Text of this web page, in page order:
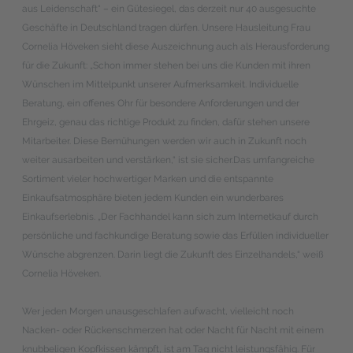
aus Leidenschaft“ – ein Gütesiegel, das derzeit nur 40 ausgesuchte
Geschäfte in Deutschland tragen dürfen. Unsere Hausleitung Frau
Cornelia Höveken sieht diese Auszeichnung auch als Herausforderung
für die Zukunft: „Schon immer stehen bei uns die Kunden mit ihren
Wünschen im Mittelpunkt unserer Aufmerksamkeit. Individuelle
Beratung, ein offenes Ohr für besondere Anforderungen und der
Ehrgeiz, genau das richtige Produkt zu finden, dafür stehen unsere
Mitarbeiter. Diese Bemühungen werden wir auch in Zukunft noch
weiter ausarbeiten und verstärken,“ ist sie sicher.Das umfangreiche
Sortiment vieler hochwertiger Marken und die entspannte
Einkaufsatmosphäre bieten jedem Kunden ein wunderbares
Einkaufserlebnis. „Der Fachhandel kann sich zum Internetkauf durch
persönliche und fachkundige Beratung sowie das Erfüllen individueller
Wünsche abgrenzen. Darin liegt die Zukunft des Einzelhandels,“ weiß
Cornelia Höveken.
Wer jeden Morgen unausgeschlafen aufwacht, vielleicht noch
Nacken- oder Rückenschmerzen hat oder Nacht für Nacht mit einem
knubbeligen Kopfkissen kämpft, ist am Tag nicht leistungsfähig. Für